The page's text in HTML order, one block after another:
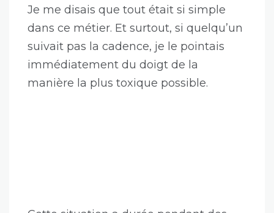
Je me disais que tout était si simple
dans ce métier. Et surtout, si quelqu’un
suivait pas la cadence, je le pointais
immédiatement du doigt de la
manière la plus toxique possible.